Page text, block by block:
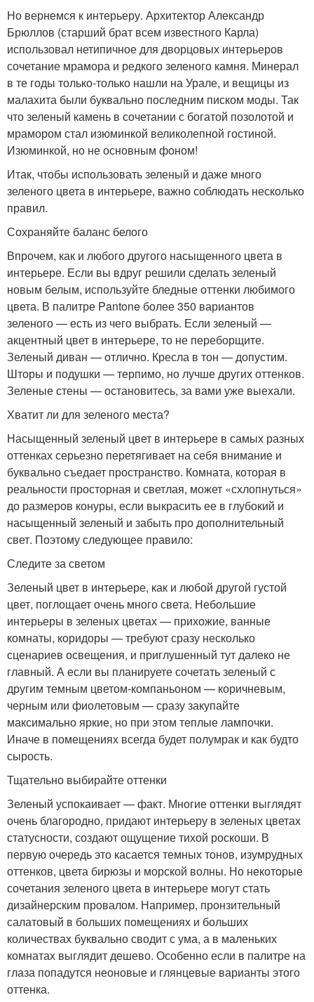
Но вернемся к интерьеру. Архитектор Александр
Брюллов (старший брат всем известного Карла)
использовал нетипичное для дворцовых интерьеров
сочетание мрамора и редкого зеленого камня. Минерал
в те годы только-только нашли на Урале, и вещицы из
малахита были буквально последним писком моды. Так
что зеленый камень в сочетании с богатой позолотой и
мрамором стал изюминкой великолепной гостиной.
Изюминкой, но не основным фоном!
Итак, чтобы использовать зеленый и даже много
зеленого цвета в интерьере, важно соблюдать несколько
правил.
Сохраняйте баланс белого
Впрочем, как и любого другого насыщенного цвета в
интерьере. Если вы вдруг решили сделать зеленый
новым белым, используйте бледные оттенки любимого
цвета. В палитре Pantone более 350 вариантов
зеленого — есть из чего выбрать. Если зеленый —
акцентный цвет в интерьере, то не переборщите.
Зеленый диван — отлично. Кресла в тон — допустим.
Шторы и подушки — терпимо, но лучше других оттенков.
Зеленые стены — остановитесь, за вами уже выехали.
Хватит ли для зеленого места?
Насыщенный зеленый цвет в интерьере в самых разных
оттенках серьезно перетягивает на себя внимание и
буквально съедает пространство. Комната, которая в
реальности просторная и светлая, может «схлопнуться»
до размеров конуры, если выкрасить ее в глубокий и
насыщенный зеленый и забыть про дополнительный
свет. Поэтому следующее правило:
Следите за светом
Зеленый цвет в интерьере, как и любой другой густой
цвет, поглощает очень много света. Небольшие
интерьеры в зеленых цветах — прихожие, ванные
комнаты, коридоры — требуют сразу несколько
сценариев освещения, и приглушенный тут далеко не
главный. А если вы планируете сочетать зеленый с
другим темным цветом-компаньоном — коричневым,
черным или фиолетовым — сразу закупайте
максимально яркие, но при этом теплые лампочки.
Иначе в помещениях всегда будет полумрак и как будто
сырость.
Тщательно выбирайте оттенки
Зеленый успокаивает — факт. Многие оттенки выглядят
очень благородно, придают интерьеру в зеленых цветах
статусности, создают ощущение тихой роскоши. В
первую очередь это касается темных тонов, изумрудных
оттенков, цвета бирюзы и морской волны. Но некоторые
сочетания зеленого цвета в интерьере могут стать
дизайнерским провалом. Например, пронзительный
салатовый в больших помещениях и больших
количествах буквально сводит с ума, а в маленьких
комнатах выглядит дешево. Особенно если в палитре на
глаза попадутся неоновые и глянцевые варианты этого
оттенка.